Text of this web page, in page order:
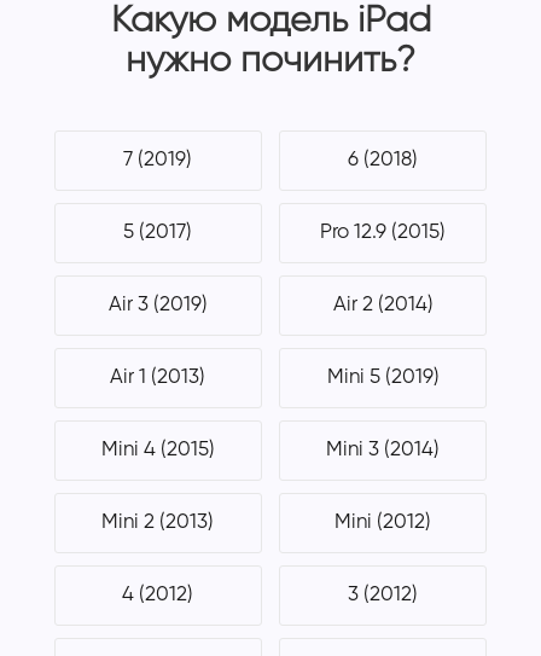
Какую модель iPad
нужно починить?
7 (2019) 6 (2018)
5 (2017) Pro 12.9 (2015)
Air 3 (2019) Air 2 (2014)
Air 1 (2013) Mini 5 (2019)
Mini 4 (2015) Mini 3 (2014)
Mini 2 (2013) Mini (2012)
4 (2012) 3 (2012)